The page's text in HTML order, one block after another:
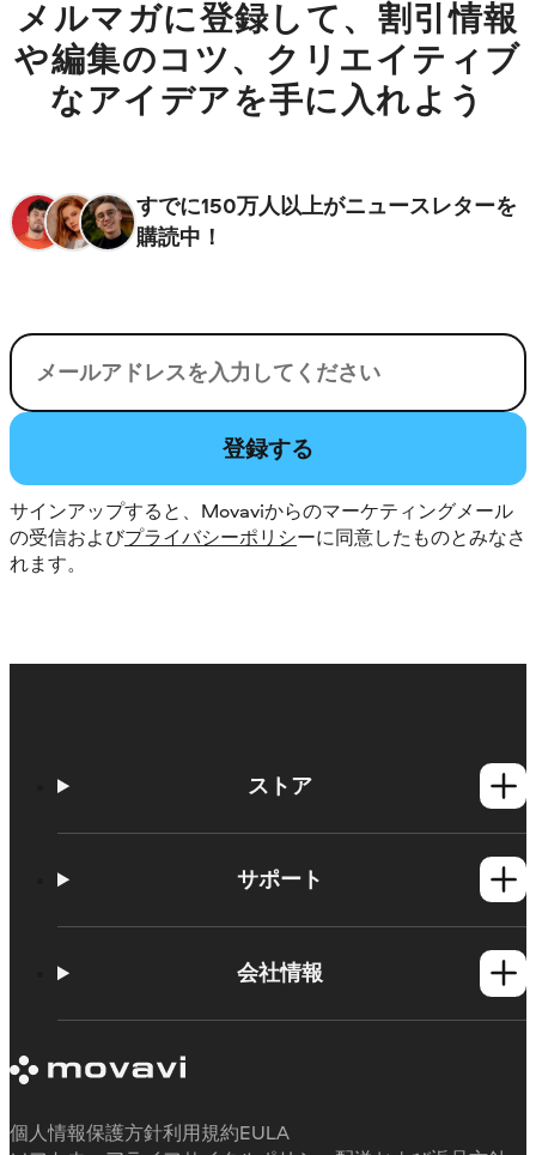
メルマガに登録して、割引情報
や編集のコツ、クリエイティブ
なアイデアを手に入れよう
すでに150万人以上がニュースレターを
購読中！
電子メール
登録する
サインアップすると、Movaviからのマーケティングメール
の受信およびプライバシーポリシーに同意したものとみなさ
れます。
ストア
Mac製品
サポート
使い方
体験版の制約
払い戻し
会社情報
お客様の声
当社が選ばれる理由
個人情報保護方針利用規約EULA